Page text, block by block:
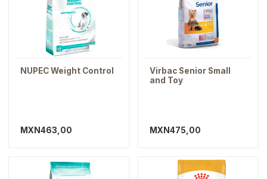
NUPEC Weight Control
MXN463,00
Virbac Senior Small
and Toy
MXN475,00